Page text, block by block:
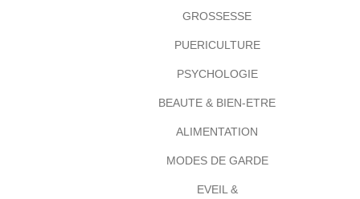
GROSSESSE
PUERICULTURE
PSYCHOLOGIE
BEAUTE & BIEN-ETRE
ALIMENTATION
MODES DE GARDE
EVEIL &